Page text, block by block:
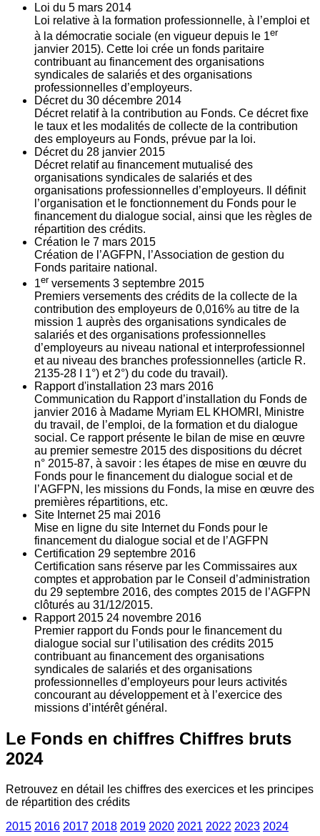
Loi du 5 mars 2014
Loi relative à la formation professionnelle, à l’emploi et
à la démocratie sociale (en vigueur depuis le 1er
janvier 2015). Cette loi crée un fonds paritaire
contribuant au financement des organisations
syndicales de salariés et des organisations
professionnelles d’employeurs.
Décret du 30 décembre 2014
Décret relatif à la contribution au Fonds. Ce décret fixe
le taux et les modalités de collecte de la contribution
des employeurs au Fonds, prévue par la loi.
Décret du 28 janvier 2015
Décret relatif au financement mutualisé des
organisations syndicales de salariés et des
organisations professionnelles d’employeurs. Il définit
l’organisation et le fonctionnement du Fonds pour le
financement du dialogue social, ainsi que les règles de
répartition des crédits.
Création le 7 mars 2015
Création de l’AGFPN, l’Association de gestion du
Fonds paritaire national.
1er versements 3 septembre 2015
Premiers versements des crédits de la collecte de la
contribution des employeurs de 0,016% au titre de la
mission 1 auprès des organisations syndicales de
salariés et des organisations professionnelles
d’employeurs au niveau national et interprofessionnel
et au niveau des branches professionnelles (article R.
2135‐28 I 1°) et 2°) du code du travail).
Rapport d'installation 23 mars 2016
Communication du Rapport d’installation du Fonds de
janvier 2016 à Madame Myriam EL KHOMRI, Ministre
du travail, de l’emploi, de la formation et du dialogue
social. Ce rapport présente le bilan de mise en œuvre
au premier semestre 2015 des dispositions du décret
n° 2015-87, à savoir : les étapes de mise en œuvre du
Fonds pour le financement du dialogue social et de
l’AGFPN, les missions du Fonds, la mise en œuvre des
premières répartitions, etc.
Site Internet 25 mai 2016
Mise en ligne du site Internet du Fonds pour le
financement du dialogue social et de l’AGFPN
Certification 29 septembre 2016
Certification sans réserve par les Commissaires aux
comptes et approbation par le Conseil d’administration
du 29 septembre 2016, des comptes 2015 de l’AGFPN
clôturés au 31/12/2015.
Rapport 2015 24 novembre 2016
Premier rapport du Fonds pour le financement du
dialogue social sur l’utilisation des crédits 2015
contribuant au financement des organisations
syndicales de salariés et des organisations
professionnelles d’employeurs pour leurs activités
concourant au développement et à l’exercice des
missions d’intérêt général.
Le Fonds en chiffres Chiffres bruts
2024
Retrouvez en détail les chiffres des exercices et les principes
de répartition des crédits
2015 2016 2017 2018 2019 2020 2021 2022 2023 2024